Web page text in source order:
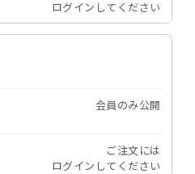
ログイン してください
会員のみ公開
ご注文には
ログイン してください